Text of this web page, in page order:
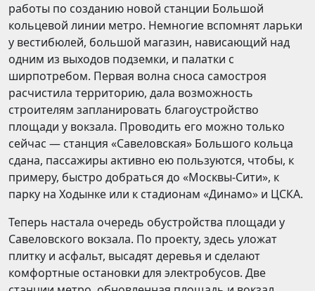
работы по созданию новой станции Большой
кольцевой линии метро. Немногие вспомнят ларьки
у вестибюлей, большой магазин, нависающий над
одним из выходов подземки, и палатки с
ширпотребом. Первая волна сноса самостроя
расчистила территорию, дала возможность
строителям запланировать благоустройство
площади у вокзала. Проводить его можно только
сейчас — станция «Савеловская» Большого кольца
сдана, пассажиры активно ею пользуются, чтобы, к
примеру, быстро добраться до «Москвы-Сити», к
парку на Ходынке или к стадионам «Динамо» и ЦСКА.
Теперь настала очередь обустройства площади у
Савеловского вокзала. По проекту, здесь уложат
плитку и асфальт, высадят деревья и сделают
комфортные остановки для электробусов. Две